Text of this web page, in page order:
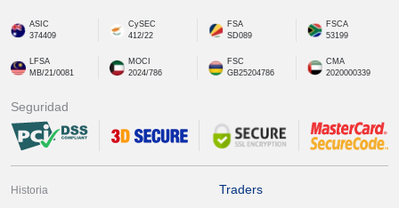
ASIC
374409
CySEC
412/22
FSA
SD089
FSCA
53199
LFSA
MB/21/0081
MOCI
2024/786
FSC
GB25204786
CMA
2020000339
Seguridad
Historia Traders